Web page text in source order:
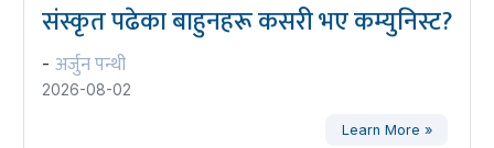
संस्कृत पढेका बाहुनहरू कसरी भए कम्युनिस्ट?
- अर्जुन पन्थी
2026-08-02
Learn More »